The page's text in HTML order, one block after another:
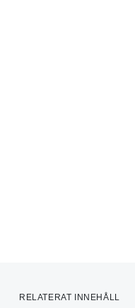
RELATERAT INNEHÅLL